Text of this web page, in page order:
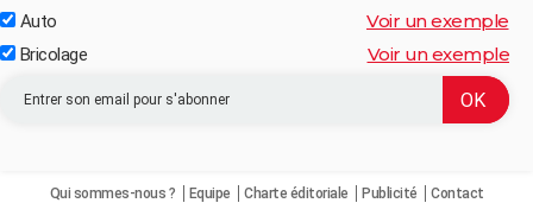
Auto Voir un exemple
Bricolage Voir un exemple
Qui sommes-nous ? Equipe Charte éditoriale Publicité
Contact